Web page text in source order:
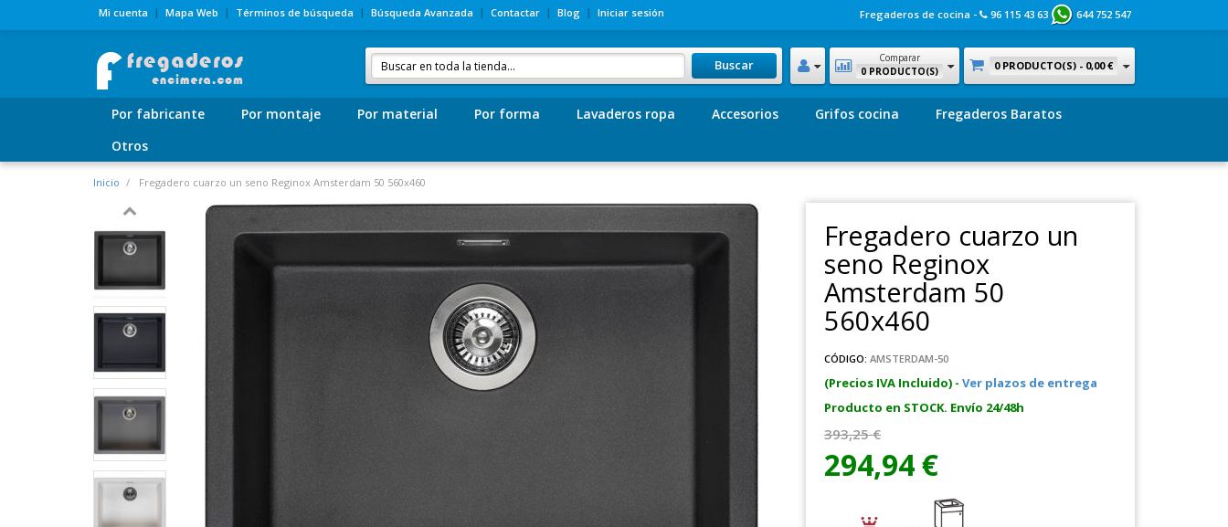
Mi cuenta Mapa Web Términos de búsqueda Búsqueda Avanzada Contactar Blog Iniciar sesión Fregaderos de cocina - 96 115 43 63 644 752 547
0 PRODUCTO(S) - 0,00 €
Comparar
0 PRODUCTO(S)
Buscar
Por fabricante Por montaje Por material Por forma Lavaderos ropa Accesorios Grifos cocina
Fregaderos Baratos
Otros
Inicio Fregadero cuarzo un seno Reginox Amsterdam 50 560x460
Fregadero cuarzo un
seno Reginox
Amsterdam 50
560x460
CÓDIGO: AMSTERDAM-50
(Precios IVA Incluido) - Ver plazos de entrega
Producto en STOCK. Envío 24/48h
393,25 €
294,94 €